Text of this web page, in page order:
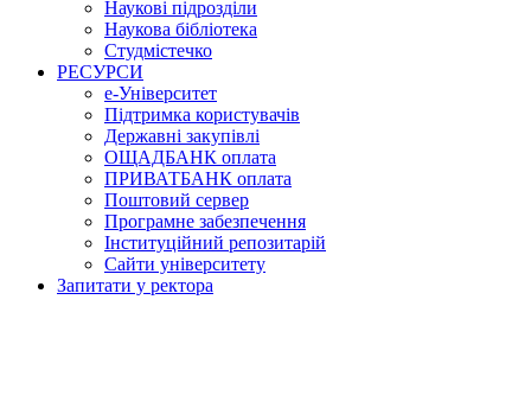
Наукові підрозділи
Наукова бібліотека
Студмістечко
РЕСУРСИ
е-Університет
Підтримка користувачів
Державні закупівлі
ОЩАДБАНК оплата
ПРИВАТБАНК оплата
Поштовий сервер
Програмне забезпечення
Інституційний репозитарій
Сайти університету
Запитати у ректора